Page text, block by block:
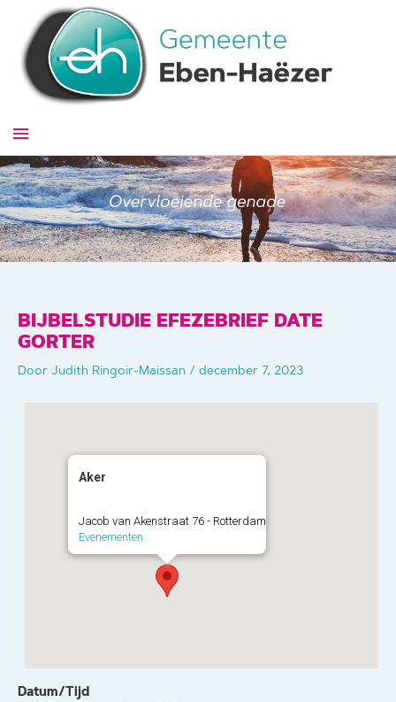
inhoud
Hoofdmenu
BIJBELSTUDIE EFEZEBRIEF DATE
GORTER
Door Judith Ringoir-Maissan / december 7, 2023
Aker
Jacob van Akenstraat 76 - Rotterdam
Evenementen
Datum/Tijd